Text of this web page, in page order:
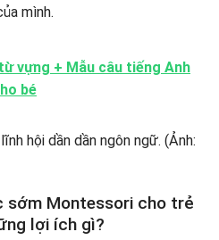
mình.
vựng + Mẫu câu tiếng Anh
bé
sớm Montessori cho trẻ
lợi ích gì?